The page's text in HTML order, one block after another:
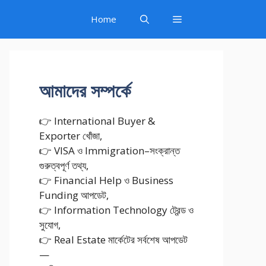
Home
আমাদের সম্পর্কে
👉 International Buyer &
Exporter খোঁজা,
👉 VISA ও Immigration–সংক্রান্ত
গুরুত্বপূর্ণ তথ্য,
👉 Financial Help ও Business
Funding আপডেট,
👉 Information Technology ট্রেন্ড ও
সুযোগ,
👉 Real Estate মার্কেটের সর্বশেষ আপডেট
—